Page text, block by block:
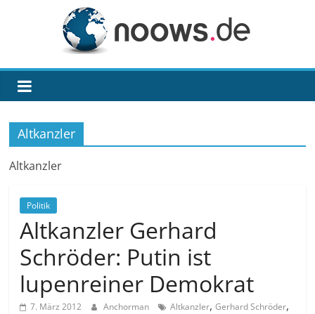
noows.de
Altkanzler
Altkanzler
Politik
Altkanzler Gerhard
Schröder: Putin ist
lupenreiner Demokrat
7. März 2012 Anchorman Altkanzler,Gerhard Schröder,